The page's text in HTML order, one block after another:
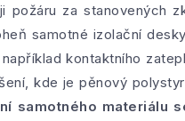
za stanovených
samotné izolační
kontaktního
kde je pěnový
samotného materiálu